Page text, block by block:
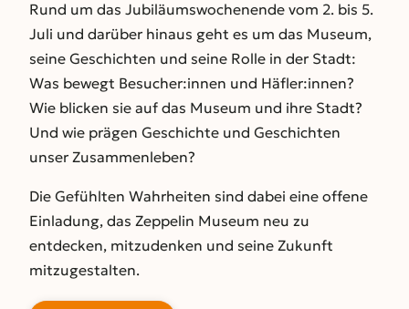
Rund um das Jubiläumswochenende vom 2. bis 5.
Juli und darüber hinaus geht es um das Museum,
seine Geschichten und seine Rolle in der Stadt:
Was bewegt Besucher:innen und Häfler:innen?
Wie blicken sie auf das Museum und ihre Stadt?
Und wie prägen Geschichte und Geschichten
unser Zusammenleben?
Die Gefühlten Wahrheiten sind dabei eine offene
Einladung, das Zeppelin Museum neu zu
entdecken, mitzudenken und seine Zukunft
mitzugestalten.